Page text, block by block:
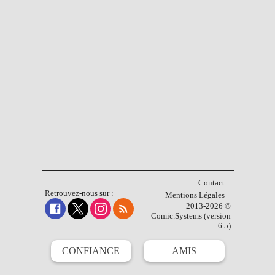
Retrouvez-nous sur :
Contact
Mentions Légales
2013-2026 ©
Comic.Systems (version
6.5)
CONFIANCE AMIS